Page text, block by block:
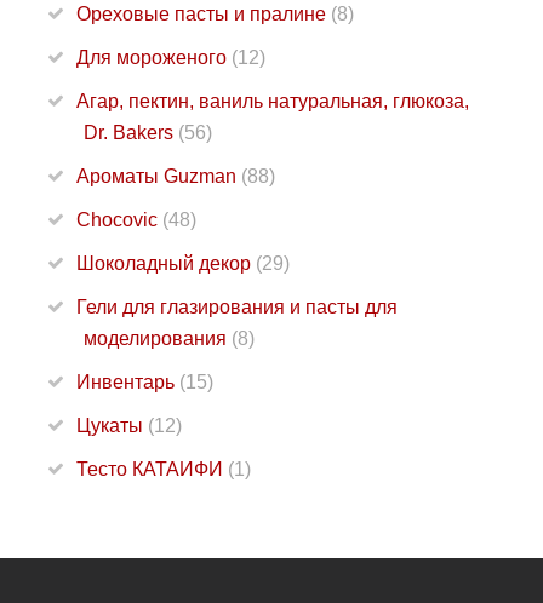
Ореховые пасты и пралине (8)
Для мороженого (12)
Агар, пектин, ваниль натуральная, глюкоза,
Dr. Bakers (56)
Ароматы Guzman (88)
Chocovic (48)
Шоколадный декор (29)
Гели для глазирования и пасты для
моделирования (8)
Инвентарь (15)
Цукаты (12)
Тесто КАТАИФИ (1)